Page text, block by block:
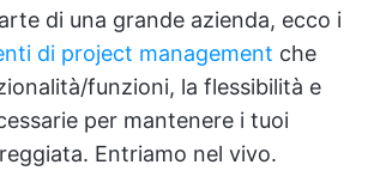
di una grande azienda, ecco i
di project management che
funzioni, la flessibilità e
per mantenere i tuoi
Entriamo nel vivo.